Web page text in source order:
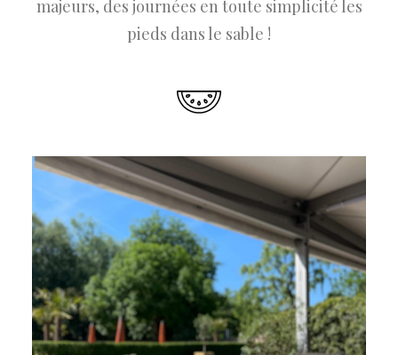
majeurs, des journées en toute simplicité les
pieds dans le sable !